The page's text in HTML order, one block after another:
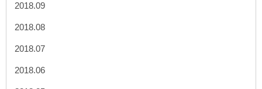
2018.09
2018.08
2018.07
2018.06